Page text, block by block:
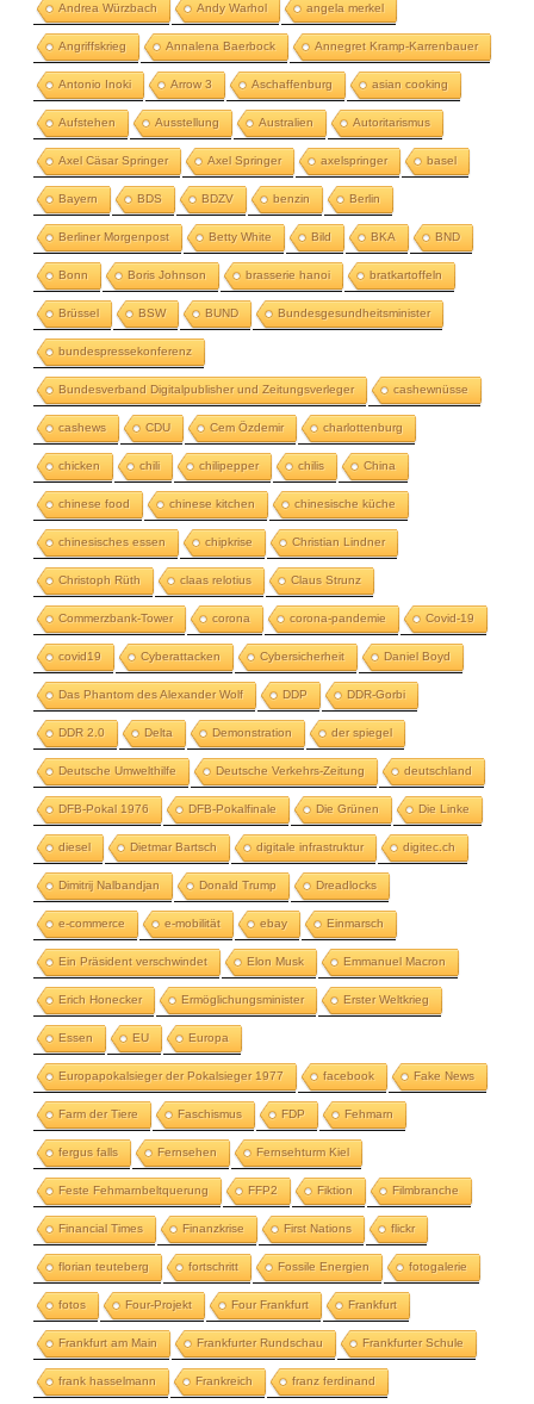
Andrea Würzbach Andy Warhol angela merkel
Angriffskrieg Annalena Baerbock Annegret Kramp-Karrenbauer
Antonio Inoki Arrow 3 Aschaffenburg asian cooking
Aufstehen Ausstellung Australien Autoritarismus
Axel Cäsar Springer Axel Springer axelspringer basel
Bayern BDS BDZV benzin Berlin
Berliner Morgenpost Betty White Bild BKA BND
Bonn Boris Johnson brasserie hanoi bratkartoffeln
Brüssel BSW BUND Bundesgesundheitsminister
bundespressekonferenz
Bundesverband Digitalpublisher und Zeitungsverleger cashewnüsse
cashews CDU Cem Özdemir charlottenburg
chicken chili chilipepper chilis China
chinese food chinese kitchen chinesische küche
chinesisches essen chipkrise Christian Lindner
Christoph Rüth claas relotius Claus Strunz
Commerzbank-Tower corona corona-pandemie Covid-19
covid19 Cyberattacken Cybersicherheit Daniel Boyd
Das Phantom des Alexander Wolf DDP DDR-Gorbi
DDR 2.0 Delta Demonstration der spiegel
Deutsche Umwelthilfe Deutsche Verkehrs-Zeitung deutschland
DFB-Pokal 1976 DFB-Pokalfinale Die Grünen Die Linke
diesel Dietmar Bartsch digitale infrastruktur digitec.ch
Dimitrij Nalbandjan Donald Trump Dreadlocks
e-commerce e-mobilität ebay Einmarsch
Ein Präsident verschwindet Elon Musk Emmanuel Macron
Erich Honecker Ermöglichungsminister Erster Weltkrieg
Essen EU Europa
Europapokalsieger der Pokalsieger 1977 facebook Fake News
Farm der Tiere Faschismus FDP Fehmarn
fergus falls Fernsehen Fernsehturm Kiel
Feste Fehmarnbeltquerung FFP2 Fiktion Filmbranche
Financial Times Finanzkrise First Nations flickr
florian teuteberg fortschritt Fossile Energien fotogalerie
fotos Four-Projekt Four Frankfurt Frankfurt
Frankfurt am Main Frankfurter Rundschau Frankfurter Schule
frank hasselmann Frankreich franz ferdinand